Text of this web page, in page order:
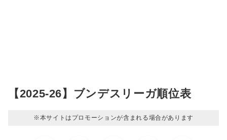
【2025-26】ブンデスリーガ順位表
※本サイトはプロモーションが含まれる場合があります